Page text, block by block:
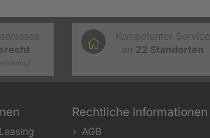
Kompetenter Service
an 22 Standorten
Rechtliche Informationen
AGB